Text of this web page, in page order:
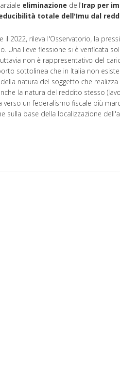
eliminazione dell'Irap per
totale dell'Imu dal
il 2022, rileva l'Osservatorio, la
Una lieve flessione si è verificata
non è rappresentativo del
sottolinea che in Italia non
natura del soggetto che
la natura del reddito stesso
verso un federalismo fiscale più
sulla base della localizzazione